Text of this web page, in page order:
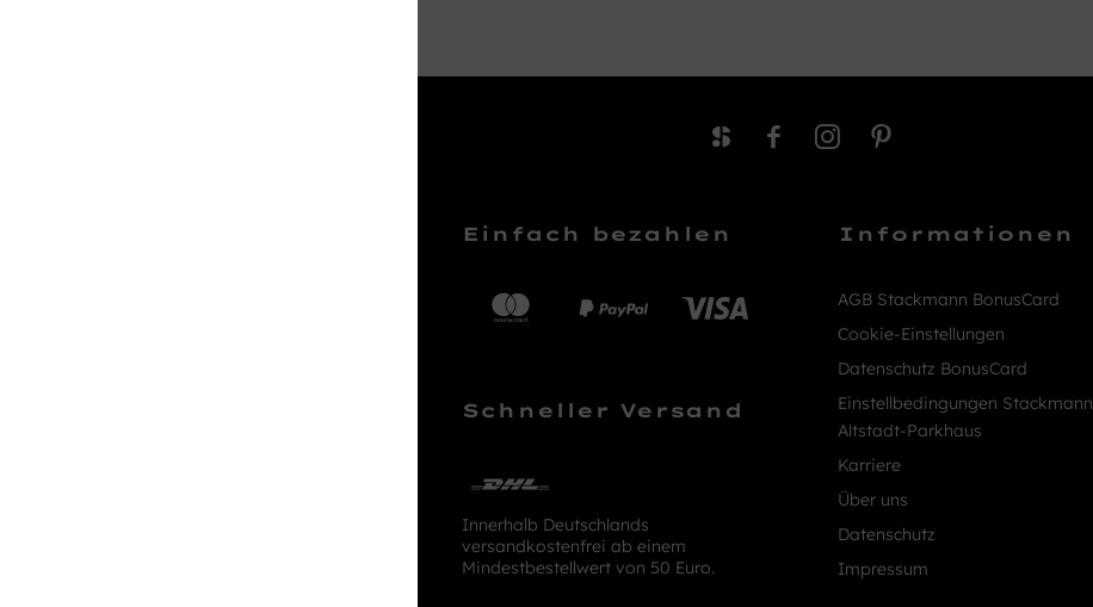
Einfach bezahlen
Schneller Versand
Innerhalb Deutschlands
versandkostenfrei ab einem
Mindestbestellwert von 50 Euro.
Informationen
AGB Stackmann BonusCard
Cookie-Einstellungen
Datenschutz BonusCard
Einstellbedingungen Stackmann
Altstadt-Parkhaus
Karriere
Über uns
Datenschutz
Impressum